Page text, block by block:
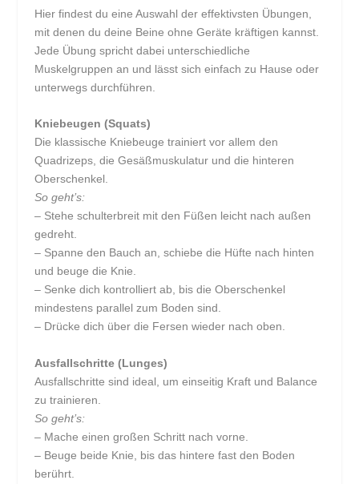
Hier findest du eine Auswahl der effektivsten Übungen,
mit denen du deine Beine ohne Geräte kräftigen kannst.
Jede Übung spricht dabei unterschiedliche
Muskelgruppen an und lässt sich einfach zu Hause oder
unterwegs durchführen.
Kniebeugen (Squats)
Die klassische Kniebeuge trainiert vor allem den
Quadrizeps, die Gesäßmuskulatur und die hinteren
Oberschenkel.
So geht’s:
– Stehe schulterbreit mit den Füßen leicht nach außen
gedreht.
– Spanne den Bauch an, schiebe die Hüfte nach hinten
und beuge die Knie.
– Senke dich kontrolliert ab, bis die Oberschenkel
mindestens parallel zum Boden sind.
– Drücke dich über die Fersen wieder nach oben.
Ausfallschritte (Lunges)
Ausfallschritte sind ideal, um einseitig Kraft und Balance
zu trainieren.
So geht’s:
– Mache einen großen Schritt nach vorne.
– Beuge beide Knie, bis das hintere fast den Boden
berührt.